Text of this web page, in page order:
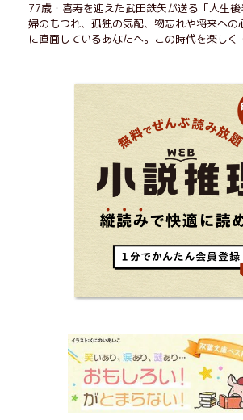
77歳・喜寿を迎えた武田鉄矢が送る「人生
婦のもつれ、孤独の気配、物忘れや将来へ
に直面しているあなたへ。この時代を楽しく
ら！ 読むだけで前向きになれる一冊。